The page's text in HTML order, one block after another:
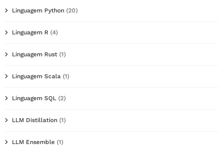
Linguagem Python (20)
Linguagem R (4)
Linguagem Rust (1)
Linguagem Scala (1)
Linguagem SQL (2)
LLM Distillation (1)
LLM Ensemble (1)